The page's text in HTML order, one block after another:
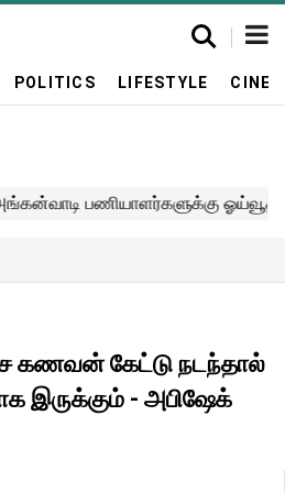
POLITICS LIFESTYLE
கணவன் கேட்டு நடந்தால்
இருக்கும் - அபிஷேக்